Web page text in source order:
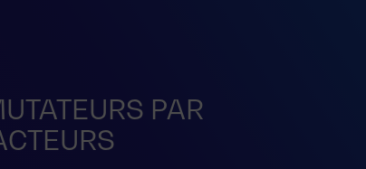
PAR